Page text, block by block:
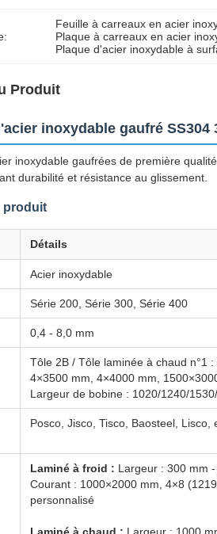
Feuille à carreaux en acier
Plaque à carreaux en acier
Plaque d'acier inoxydable à
Produit
inoxydable gaufré SS304
inoxydable gaufrées de première
durabilité et résistance au glissement.
produit
Détails
Acier inoxydable
Série 200, Série 300, Série 400
0,4 - 8,0 mm
Tôle 2B / Tôle laminée à chaud n°1
4×3500 mm, 4×4000 mm,
Largeur de bobine : 1020/1240/
Posco, Jisco, Tisco, Baosteel, Lisco,
Laminé à froid : Largeur : 300 mm
Courant : 1000×2000 mm, 4×8
personnalisé